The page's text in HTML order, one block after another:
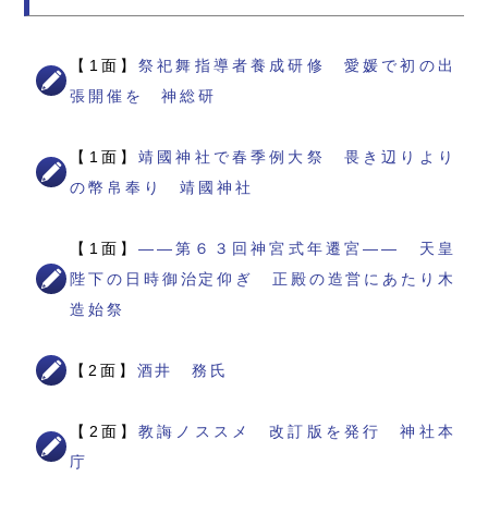
【1面】祭祀舞指導者養成研修 愛媛で初の出
張開催を 神総研
【1面】靖國神社で春季例大祭 畏き辺りより
の幣帛奉り 靖國神社
【1面】――第６３回神宮式年遷宮―― 天皇
陛下の日時御治定仰ぎ 正殿の造営にあたり木
造始祭
【2面】 酒井 務氏
【2面】教誨ノススメ 改訂版を発行 神社本
庁